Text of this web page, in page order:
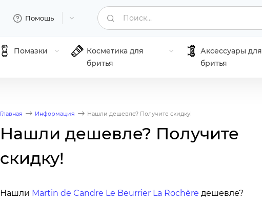
Помощь Поиск...
Помазки
Косметика для
бритья
Аксессуары для
бритья
Главная Информация Нашли дешевле? Получите скидку!
Нашли дешевле? Получите
скидку!
Нашли Martin de Candre Le Beurrier La Rochère дешевле?